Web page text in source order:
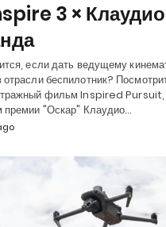
3 × Клаудио
если дать ведущему
беспилотник?
фильм Inspired Pursuit,
премии "Оскар" Клаудио…